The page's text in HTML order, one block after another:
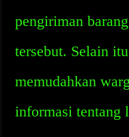
pengiriman
tersebut. Selain
memudahkan
informasi tentang